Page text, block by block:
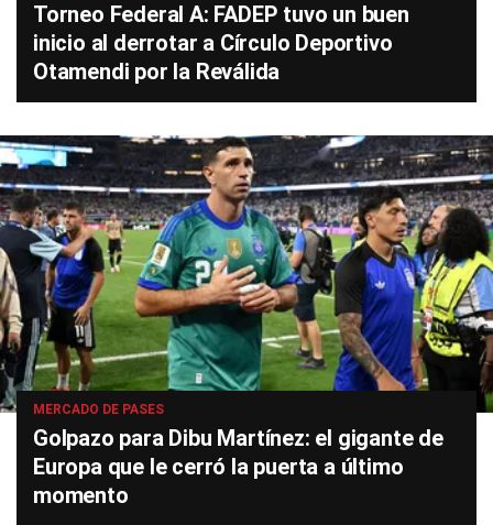
Torneo Federal A: FADEP tuvo un buen
inicio al derrotar a Círculo Deportivo
Otamendi por la Reválida
MERCADO DE PASES
Golpazo para Dibu Martínez: el gigante de
Europa que le cerró la puerta a último
momento